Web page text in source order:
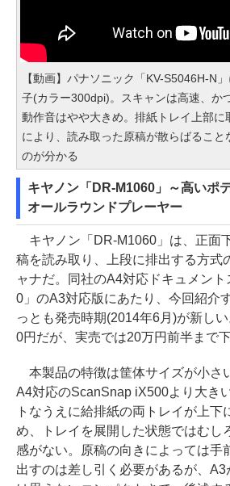
【動画】パナソニック「KV-S5046H-N
子(カラー300dpi)。スキャンは高速、か
動作音はやや大きめ。排紙トレイ上部に
により、読み取った原稿が散らばること
のが分かる
キヤノン「DR-M1060」～高いポ
オールラウンドプレーヤー
キヤノン「DR-M1060」は、正面
稿を読み取り、上段に排出する方式
ャナだ。同社のA4対応ドキュメン
0」のA3対応版にあたり、今回紹介
っとも発売時期(2014年6月)が新し
0円だが、実売では20万円前半まで
本製品の特徴は筐体サイズが小さ
A4対応のScanSnap iX500より大き
トなうえに給排紙の両トレイが上下
め、トレイを展開した状態ではむし
感がない。原稿の向きによっては手
出すのは差し引く必要があるが、A3